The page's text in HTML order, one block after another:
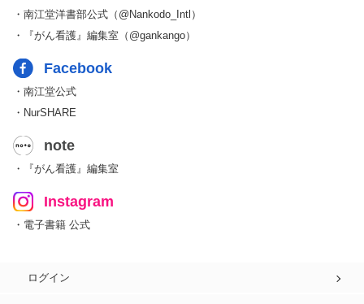
・南江堂洋書部公式（@Nankodo_Intl）
・『がん看護』編集室（@gankango）
Facebook
・南江堂公式
・NurSHARE
note
・『がん看護』編集室
Instagram
・電子書籍 公式
ログイン